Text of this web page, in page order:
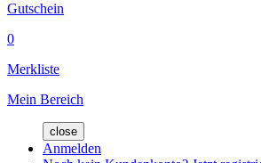
Gutschein
0
Merkliste
Mein Bereich
close
Anmelden